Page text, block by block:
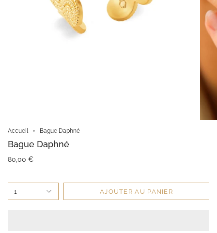
Accueil Bague Daphné
Bague Daphné
80,00 €
1 AJOUTER AU PANIER